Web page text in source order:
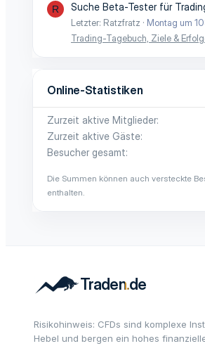
R Suche Beta-Tester für
Letzter: Ratzfratz
Montag um
Trading-Tagebuch, Ziele &
Online-Statistiken
Zurzeit aktive Mitglieder
Zurzeit aktive Gäste
Besucher gesamt
Die Summen können auch versteckte
enthalten.
Risikohinweis: CFDs sind komplexe
Hebel und bergen ein hohes